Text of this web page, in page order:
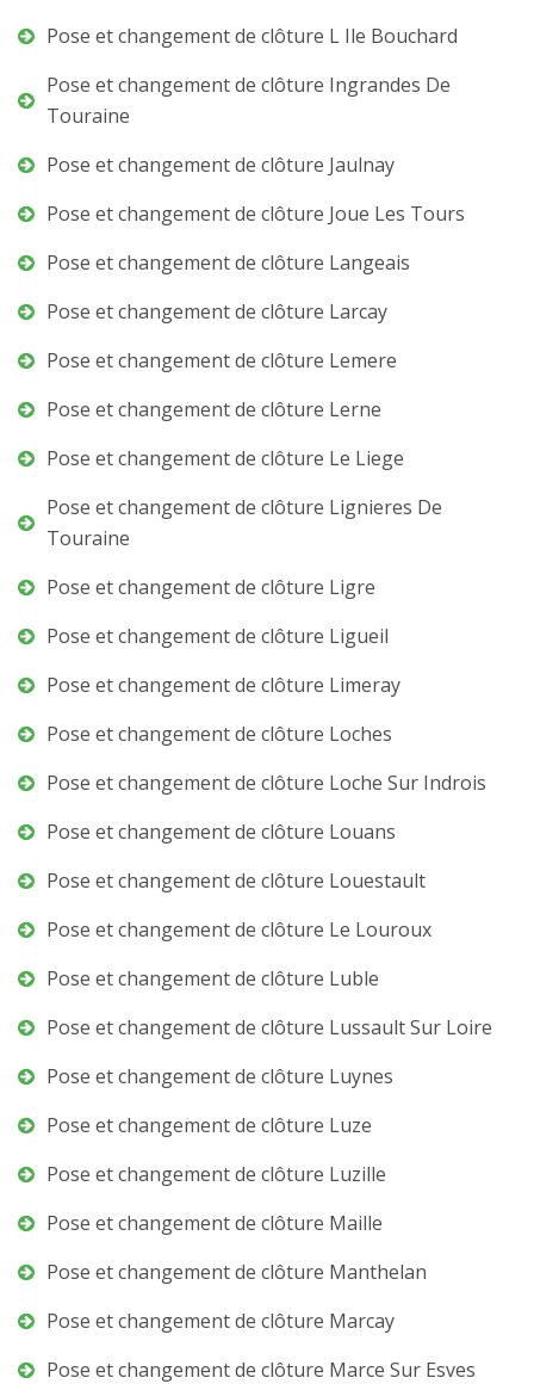
Pose et changement de clôture L Ile Bouchard
Pose et changement de clôture Ingrandes De
Touraine
Pose et changement de clôture Jaulnay
Pose et changement de clôture Joue Les Tours
Pose et changement de clôture Langeais
Pose et changement de clôture Larcay
Pose et changement de clôture Lemere
Pose et changement de clôture Lerne
Pose et changement de clôture Le Liege
Pose et changement de clôture Lignieres De
Touraine
Pose et changement de clôture Ligre
Pose et changement de clôture Ligueil
Pose et changement de clôture Limeray
Pose et changement de clôture Loches
Pose et changement de clôture Loche Sur Indrois
Pose et changement de clôture Louans
Pose et changement de clôture Louestault
Pose et changement de clôture Le Louroux
Pose et changement de clôture Luble
Pose et changement de clôture Lussault Sur Loire
Pose et changement de clôture Luynes
Pose et changement de clôture Luze
Pose et changement de clôture Luzille
Pose et changement de clôture Maille
Pose et changement de clôture Manthelan
Pose et changement de clôture Marcay
Pose et changement de clôture Marce Sur Esves